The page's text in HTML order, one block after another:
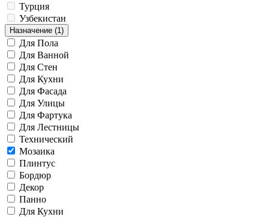
Турция
Узбекистан
Назначение (1)
Для Пола
Для Ванной
Для Стен
Для Кухни
Для Фасада
Для Улицы
Для Фартука
Для Лестницы
Технический
Мозаика
Плинтус
Бордюр
Декор
Панно
Для Кухни